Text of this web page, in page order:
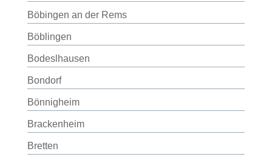
Böbingen an der Rems
Böblingen
Bodeslhausen
Bondorf
Bönnigheim
Brackenheim
Bretten